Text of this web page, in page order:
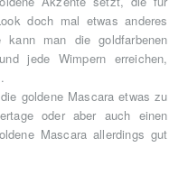
doch mal etwas anderes
man die goldfarbenen
jede Wimpern erreichen,
goldene Mascara etwas zu
oder aber auch einen
Mascara allerdings gut